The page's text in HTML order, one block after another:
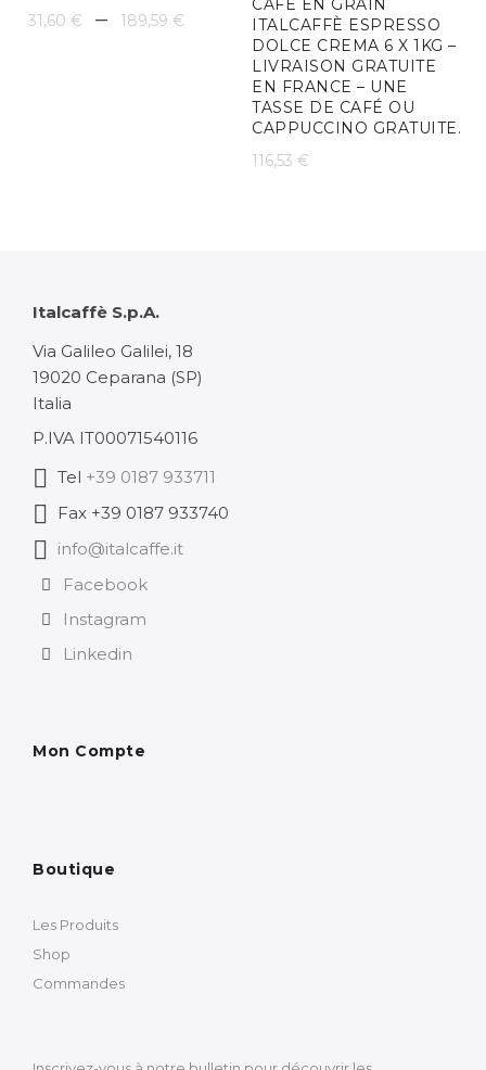
31,60 € – 189,59 €
31,60 €
ITALCAFFÈ ESPRESSO
DOLCE CREMA 6 X 1KG –
LIVRAISON GRATUITE
EN FRANCE – UNE
TASSE DE CAFÉ OU
CAPPUCCINO GRATUITE.
116,53 €
Italcaffè S.p.A.
Via Galileo Galilei, 18
19020 Ceparana (SP)
Italia
P.IVA IT00071540116
Tel +39 0187 933711
Fax +39 0187 933740
info@italcaffe.it
Facebook
Instagram
Linkedin
Mon Compte
Boutique
Les Produits
Shop
Commandes